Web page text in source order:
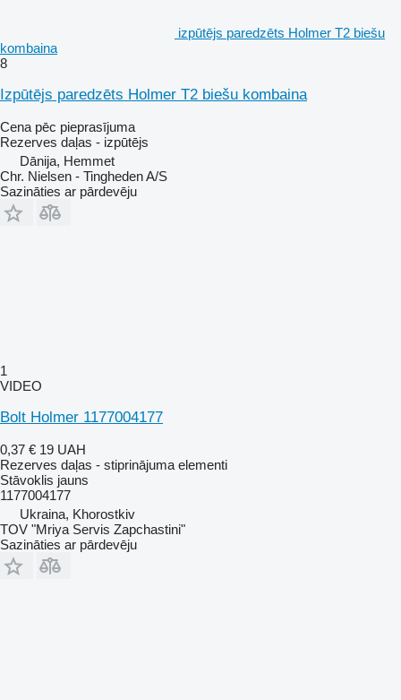
izpūtējs paredzēts Holmer T2 biešu
kombaina
8
Izpūtējs paredzēts Holmer T2 biešu kombaina
Cena pēc pieprasījuma
Rezerves daļas - izpūtējs
Dānija, Hemmet
Chr. Nielsen - Tingheden A/S
Sazināties ar pārdevēju
1
VIDEO
Bolt Holmer 1177004177
0,37 € 19 UAH
Rezerves daļas - stiprinājuma elementi
Stāvoklis jauns
1177004177
Ukraina, Khorostkiv
TOV "Mriya Servis Zapchastini"
Sazināties ar pārdevēju